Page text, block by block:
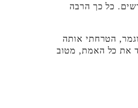
כל כך הרבה
הטרחתי אותה
את כל האמת, מטוב